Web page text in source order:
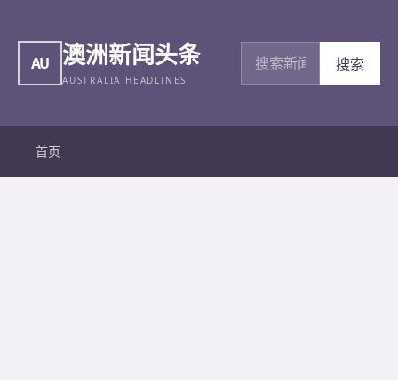
AU 澳洲新闻头条
AUSTRALIA HEADLINES
搜索新闻
搜索
首页